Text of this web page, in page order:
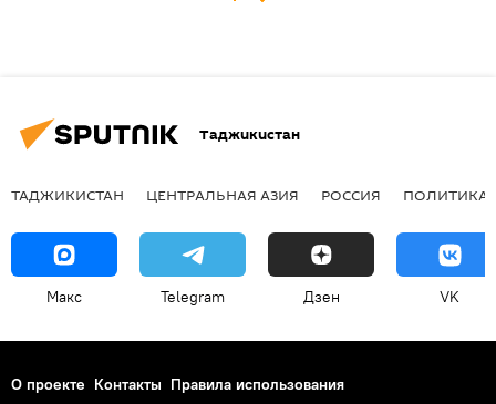
Таджикистан
ТАДЖИКИСТАН ЦЕНТРАЛЬНАЯ АЗИЯ РОССИЯ ПОЛИТИКА
Макс Telegram Дзен VK
О проекте Контакты Правила использования